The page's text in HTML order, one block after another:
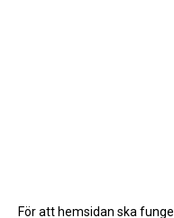
För att hemsidan ska